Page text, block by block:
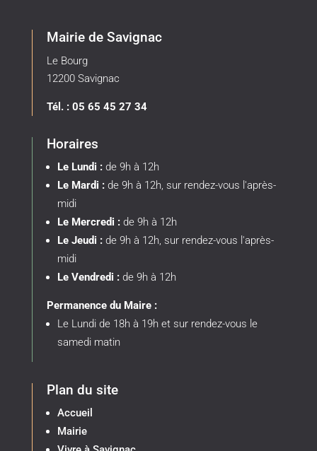
Mairie de Savignac
Le Bourg
12200 Savignac
Tél. : 05 65 45 27 34
Horaires
Le Lundi :de 9h à 12h
Le Mardi :de 9h à 12h, sur rendez-vous l'après-
midi
Le Mercredi :de 9h à 12h
Le Jeudi :de 9h à 12h, sur rendez-vous l'après-
midi
Le Vendredi :de 9h à 12h
Permanence du Maire :
Le Lundi de 18h à 19h et sur rendez-vous le
samedi matin
Plan du site
Accueil
Mairie